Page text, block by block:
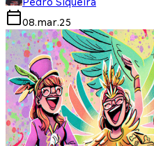
Pedro Siqueira
08.mar.25